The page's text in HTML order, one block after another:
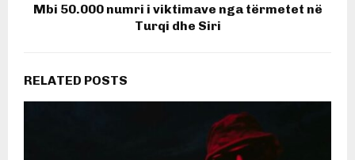
Mbi 50.000 numri i viktimave nga tërmetet në
Turqi dhe Siri
RELATED POSTS